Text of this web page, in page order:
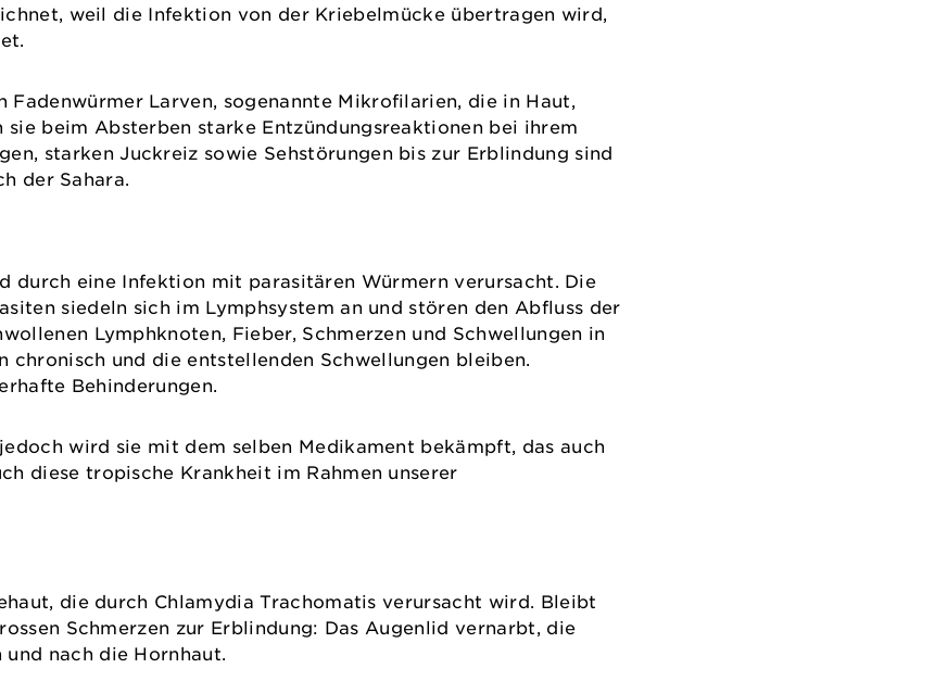
weil die Infektion von der Kriebelmücke übertragen wird,
Larven, sogenannte Mikrofilarien, die in Haut,
beim Absterben starke Entzündungsreaktionen bei ihrem
starken Juckreiz sowie Sehstörungen bis zur Erblindung sind
der Sahara.
durch eine Infektion mit parasitären Würmern verursacht. Die
siedeln sich im Lymphsystem an und stören den Abfluss der
Lymphknoten, Fieber, Schmerzen und Schwellungen in
und die entstellenden Schwellungen bleiben.
Behinderungen.
wird sie mit dem selben Medikament bekämpft, das auch
diese tropische Krankheit im Rahmen unserer
die durch Chlamydia Trachomatis verursacht wird. Bleibt
Schmerzen zur Erblindung: Das Augenlid vernarbt, die
und nach die Hornhaut.